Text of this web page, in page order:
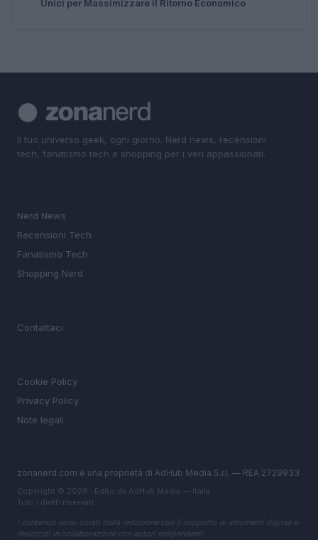
Unici per Massimizzare il Ritorno Economico
Il tuo universo geek, ogni giorno. Nerd news, recensioni
tech, fanatismo tech e shopping per i veri appassionati.
Nerd News
Recensioni Tech
Fanatismo Tech
Shopping Nerd
Contattaci
Cookie Policy
Privacy Policy
Note legali
zonanerd.com è una proprietà di AdHub Media S.r.l. — REA 2729933
Copyright © 2026 · Edito da AdHub Media — Italia
Tutti i diritti riservati
I contenuti sono curati dalla redazione con il supporto di strumenti digitali e
realizzati in collaborazione con autori indipendenti.